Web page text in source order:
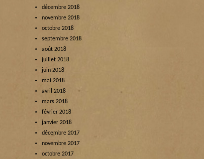
décembre 2018
novembre 2018
octobre 2018
septembre 2018
août 2018
juillet 2018
juin 2018
mai 2018
avril 2018
mars 2018
février 2018
janvier 2018
décembre 2017
novembre 2017
octobre 2017